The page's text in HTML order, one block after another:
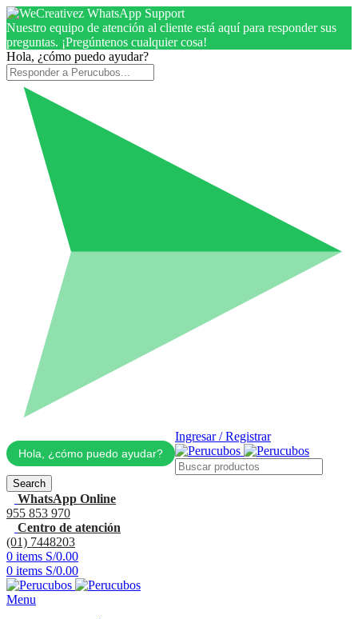
Nuestro equipo de atención al cliente está aquí para responder sus
preguntas. ¡Pregúntenos cualquier cosa!
Hola, ¿cómo puedo ayudar?
Hola, ¿cómo puedo ayudar?
Ingresar / Registrar
Search
WhatsApp Online
955 853 970
Centro de atención
(01) 7448203
0 items S/0.00
0 items S/0.00
Menu